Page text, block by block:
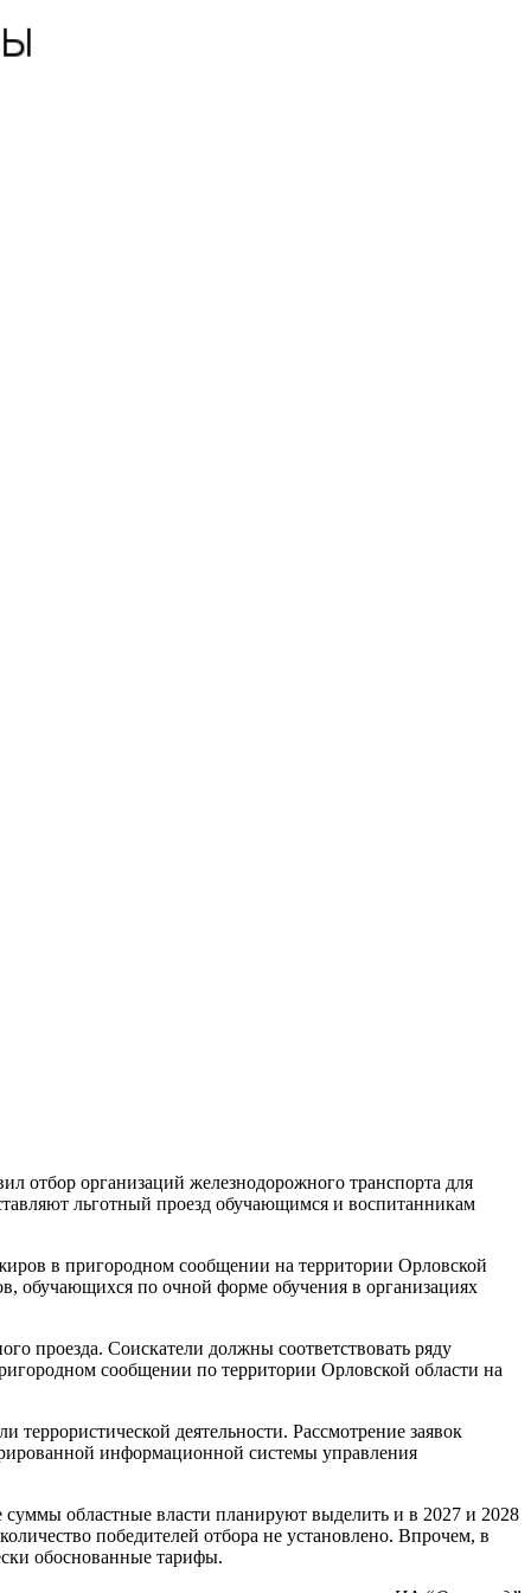
отбор организаций железнодорожного транспорта для
льготный проезд обучающимся и воспитанникам
в пригородном сообщении на территории Орловской
обучающихся по очной форме обучения в организациях
проезда. Соискатели должны соответствовать ряду
сообщении по территории Орловской области на
деятельности. Рассмотрение заявок
информационной системы управления
областные власти планируют выделить и в 2027 и 2028
победителей отбора не установлено. Впрочем, в
обоснованные тарифы.